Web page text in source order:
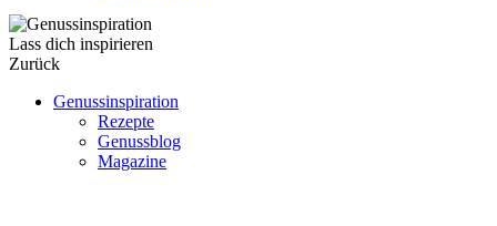
Lass dich inspirieren
Zurück
Genussinspiration
Rezepte
Genussblog
Magazine